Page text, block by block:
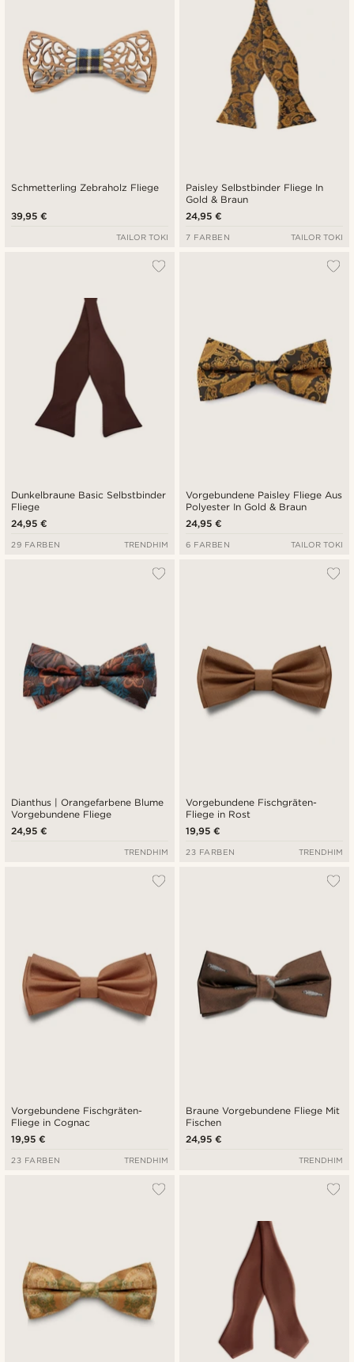
Schmetterling Zebraholz Fliege
39,95 €
TAILOR TOKI
Paisley Selbstbinder Fliege In
Gold & Braun
24,95 €
7 FARBEN TAILOR TOKI
Dunkelbraune Basic Selbstbinder
Fliege
24,95 €
29 FARBEN TRENDHIM
Vorgebundene Paisley Fliege Aus
Polyester In Gold & Braun
24,95 €
6 FARBEN TAILOR TOKI
Dianthus | Orangefarbene Blume
Vorgebundene Fliege
24,95 €
TRENDHIM
Vorgebundene Fischgräten-
Fliege in Rost
19,95 €
23 FARBEN TRENDHIM
Vorgebundene Fischgräten-
Fliege in Cognac
19,95 €
23 FARBEN TRENDHIM
Braune Vorgebundene Fliege Mit
Fischen
24,95 €
TRENDHIM